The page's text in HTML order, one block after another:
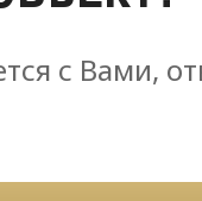
с Вами,